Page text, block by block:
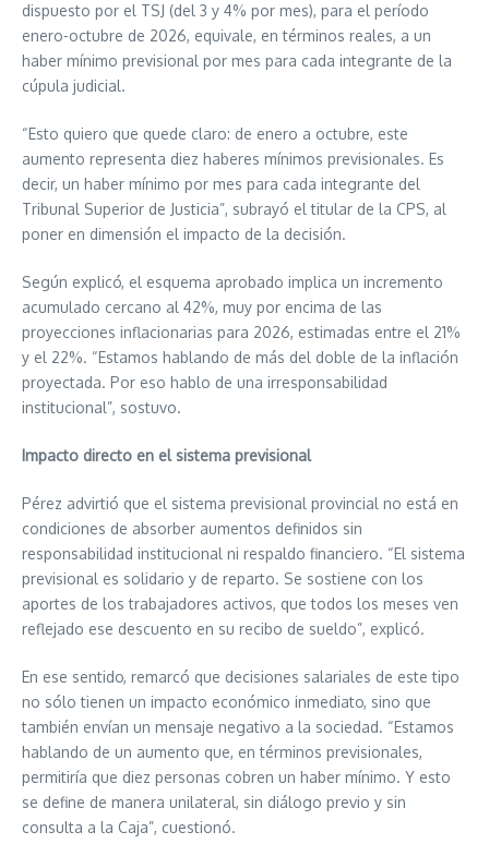
dispuesto por el TSJ (del 3 y 4% por mes), para el período
enero-octubre de 2026, equivale, en términos reales, a un
haber mínimo previsional por mes para cada integrante de la
cúpula judicial.
“Esto quiero que quede claro: de enero a octubre, este
aumento representa diez haberes mínimos previsionales. Es
decir, un haber mínimo por mes para cada integrante del
Tribunal Superior de Justicia”, subrayó el titular de la CPS, al
poner en dimensión el impacto de la decisión.
Según explicó, el esquema aprobado implica un incremento
acumulado cercano al 42%, muy por encima de las
proyecciones inflacionarias para 2026, estimadas entre el 21%
y el 22%. “Estamos hablando de más del doble de la inflación
proyectada. Por eso hablo de una irresponsabilidad
institucional”, sostuvo.
Impacto directo en el sistema previsional
Pérez advirtió que el sistema previsional provincial no está en
condiciones de absorber aumentos definidos sin
responsabilidad institucional ni respaldo financiero. “El sistema
previsional es solidario y de reparto. Se sostiene con los
aportes de los trabajadores activos, que todos los meses ven
reflejado ese descuento en su recibo de sueldo”, explicó.
En ese sentido, remarcó que decisiones salariales de este tipo
no sólo tienen un impacto económico inmediato, sino que
también envían un mensaje negativo a la sociedad. “Estamos
hablando de un aumento que, en términos previsionales,
permitiría que diez personas cobren un haber mínimo. Y esto
se define de manera unilateral, sin diálogo previo y sin
consulta a la Caja”, cuestionó.